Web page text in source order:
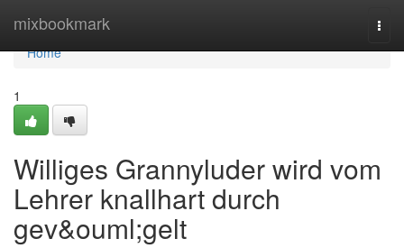
mixbookmark
Home
Home
1
Williges Grannyluder wird vom
Lehrer knallhart durch
gev&ouml;gelt